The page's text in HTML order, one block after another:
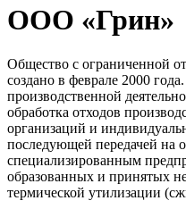
ООО «Грин»
Общество с ограниченной
создано в феврале 2000
производственной
обработка отходов
организаций и
последующей передачей на
специализированным
образованных и принятых
термической утилизации